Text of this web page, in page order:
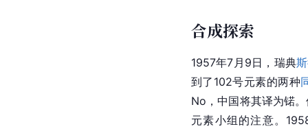
合成探索
1957年7月9日，瑞典
到了102号元素的两种
No，中国将其译为锘
元素小组的注意。